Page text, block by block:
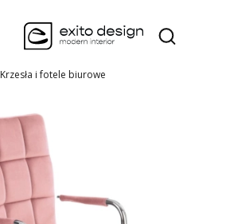
Otwórz
Krzesła i fotele biurowe